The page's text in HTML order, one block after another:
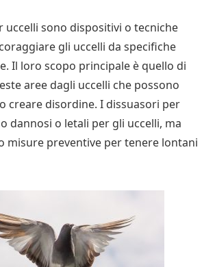
uccelli sono dispositivi o tecniche
gli uccelli da specifiche
Il loro scopo principale è quello di
aree dagli uccelli che possono
creare disordine. I dissuasori per
dannosi o letali per gli uccelli, ma
misure preventive per tenere lontani